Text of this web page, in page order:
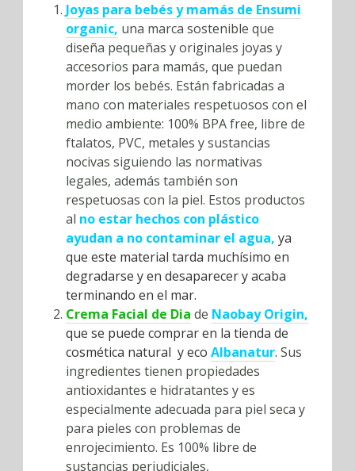
Joyas para bebés y mamás de Ensumi
organic, una marca sostenible que
diseña pequeñas y originales joyas y
accesorios para mamás, que puedan
morder los bebés. Están fabricadas a
mano con materiales respetuosos con el
medio ambiente: 100% BPA free, libre de
ftalatos, PVC, metales y sustancias
nocivas siguiendo las normativas
legales, además también son
respetuosas con la piel. Estos productos
al no estar hechos con plástico
ayudan a no contaminar el agua, ya
que este material tarda muchísimo en
degradarse y en desaparecer y acaba
terminando en el mar.
Crema Facial de Dia de Naobay Origin,
que se puede comprar en la tienda de
cosmética natural y eco Albanatur. Sus
ingredientes tienen propiedades
antioxidantes e hidratantes y es
especialmente adecuada para piel seca y
para pieles con problemas de
enrojecimiento. Es 100% libre de
sustancias perjudiciales,